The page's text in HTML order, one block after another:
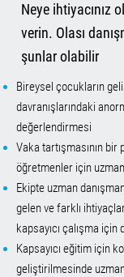
Neye ihtiyacınız
verin. Olası
şunlar olabilir
Bireysel çocukların
davranışlarındaki
değerlendirmesi
Vaka tartışmasının bir
öğretmenler için uzman
Ekipte uzman
gelen ve farklı
kapsayıcı çalışma için
Kapsayıcı eğitim için
geliştirilmesinde